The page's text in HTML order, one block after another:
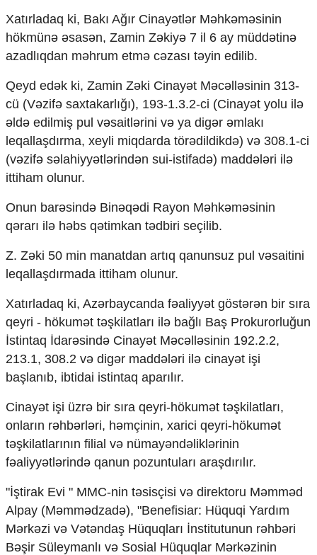
Mədəniyyətimizin Zəfəri
Zəfər Diasporu
Səhiyyə
Turizm
İqtisadiyyat
İqtisadi xəbərlər
Energetika
Neft-qaz
Əmək və sosial siyasət
Kənd təsərrüfatı
Hərbi sənaye
Telekommunikasiya və nəqliyyat
Cəmiyyət
Crossmedia.az - 1 yaş
Siyasət
Məhkəmə və hüquq
Ekologiya
Zəfər - 5
Gənclər və İdman
Hadisə
Sağlamlıq
Sosium
Mənəvi dəyərlər
Texnologiya
Mətbuat-150
Əlaqə
Missiyamız
Xatırladaq ki, Bakı Ağır Cinayətlər Məhkəməsinin
hökmünə əsasən, Zamin Zəkiyə 7 il 6 ay müddətinə
azadlıqdan məhrum etmə cəzası təyin edilib.
Qeyd edək ki, Zamin Zəki Cinayət Məcəlləsinin 313-
cü (Vəzifə saxtakarlığı), 193-1.3.2-ci (Cinayət yolu ilə
əldə edilmiş pul vəsaitlərini və ya digər əmlakı
leqallaşdırma, xeyli miqdarda törədildikdə) və 308.1-ci
(vəzifə səlahiyyətlərindən sui-istifadə) maddələri ilə
ittiham olunur.
Onun barəsində Binəqədi Rayon Məhkəməsinin
qərarı ilə həbs qətimkan tədbiri seçilib.
Z. Zəki 50 min manatdan artıq qanunsuz pul vəsaitini
leqallaşdırmada ittiham olunur.
Xatırladaq ki, Azərbaycanda fəaliyyət göstərən bir sıra
qeyri - hökumət təşkilatları ilə bağlı Baş Prokurorluğun
İstintaq İdarəsində Cinayət Məcəlləsinin 192.2.2,
213.1, 308.2 və digər maddələri ilə cinayət işi
başlanıb, ibtidai istintaq aparılır.
Cinayət işi üzrə bir sıra qeyri-hökumət təşkilatları,
onların rəhbərləri, həmçinin, xarici qeyri-hökumət
təşkilatlarının filial və nümayəndəliklərinin
fəaliyyətlərində qanun pozuntuları araşdırılır.
"İştirak Evi " MMC-nin təsisçisi və direktoru Məmməd
Alpay (Məmmədzadə), "Benefisiar: Hüquqi Yardım
Mərkəzi və Vətəndaş Hüquqları İnstitutunun rəhbəri
Bəşir Süleymanlı və Sosial Hüquqlar Mərkəzinin